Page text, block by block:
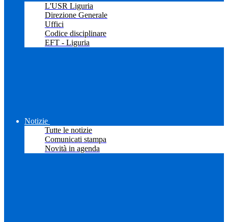
L'USR Liguria
Direzione Generale
Uffici
Codice disciplinare
EFT - Liguria
Notizie
Tutte le notizie
Comunicati stampa
Novità in agenda